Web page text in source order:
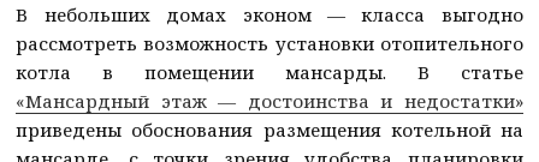
В небольших домах эконом — класса выгодно
рассмотреть возможность установки отопительного
котла в помещении мансарды. В статье
«Мансардный этаж — достоинства и недостатки»
приведены обоснования размещения котельной на